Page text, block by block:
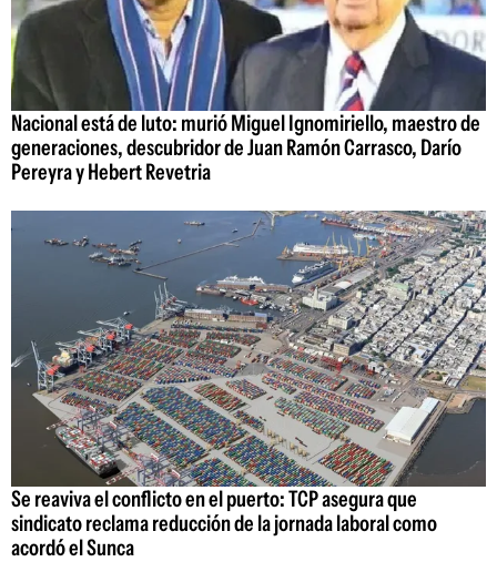
Nacional está de luto: murió Miguel Ignomiriello, maestro de
generaciones, descubridor de Juan Ramón Carrasco, Darío
Pereyra y Hebert Revetria
Se reaviva el conflicto en el puerto: TCP asegura que
sindicato reclama reducción de la jornada laboral como
acordó el Sunca